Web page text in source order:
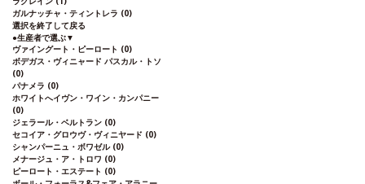
ガルナッチャ・ティントレラ (0)
選択を終了して戻る
●生産者で選ぶ▼
ヴァイングート・ピーロート (0)
ボデガス・ヴィニャード パスカル・トソ
(0)
パナメラ (0)
ホワイトへイヴン・ワイン・カンパニー
(0)
ジェラール・ベルトラン (0)
セコイア・グロウヴ・ヴィニヤード (0)
シャンパーニュ・ボワゼル (0)
メナージュ・ア・トロワ (0)
ピーロート・エステート (0)